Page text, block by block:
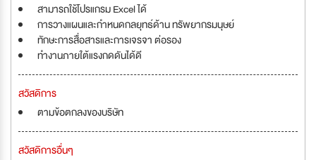
สามารถใช้โปรแกรม Excel ได้
การวางแผนและกำหนดกลยุทธดาน ทรัพยากรมนุษย
ทักษะการสื่อสารและการเจรจา ตอรอง
ทำงานภายใตแรงกดดันไดดี
สวัสดิการ
ตามข้อตกลงของบริษัท
สวัสดิการอื่นๆ